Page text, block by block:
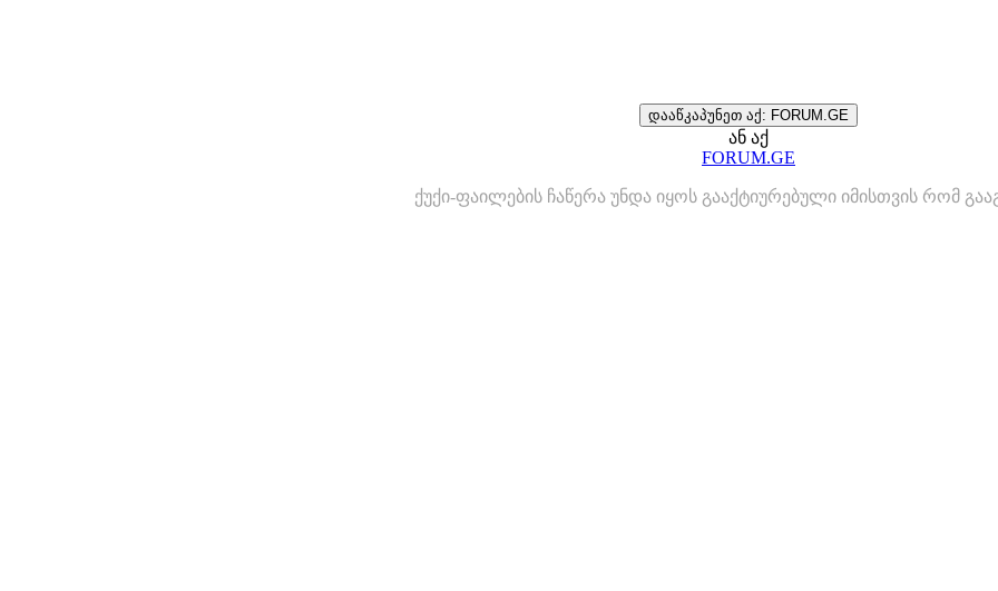
დააწკაპუნეთ აქ: FORUM.GE
ან აქ
FORUM.GE
ქუქი-ფაილების ჩაწერა უნდა იყოს გააქტიურებული იმისთვის რომ